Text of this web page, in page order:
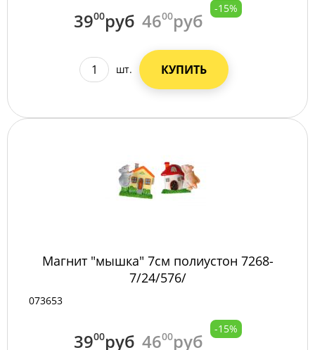
3900руб 4600руб
-15%
шт. КУПИТЬ
Магнит "мышка" 7см полиустон 7268-
7/24/576/
073653
3900руб 4600руб
-15%